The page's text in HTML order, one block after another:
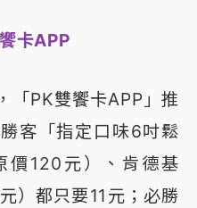
卡APP
「PK雙饗卡APP」推
客「指定口味6吋鬆
價120元）、肯德基
）都只要11元；必勝